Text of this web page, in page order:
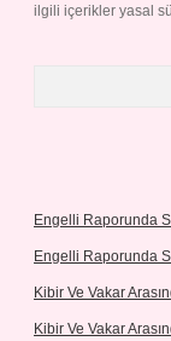
ilgili içerikler yasal
Engelli Raporunda
Engelli Raporunda
Kibir Ve Vakar
Kibir Ve Vakar